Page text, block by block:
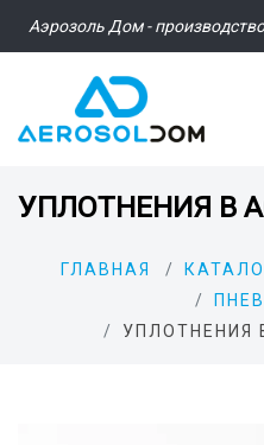
Аэрозоль Дом -
УПЛОТНЕНИЯ В
ГЛАВНАЯ
УПЛОТНЕНИЯ